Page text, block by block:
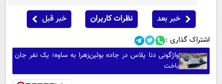
خبر بعد نظرات کاربران خبر قبل
اشتراک گذاری :
واژگونی دنا پلاس در جاده بوئین‌زهرا به ساوه؛ یک نفر جان
باخت